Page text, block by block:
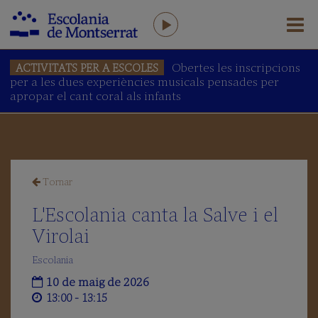
L'ESCOLANIA
Salutació
Equip
AFA
Antics
Escolans
Amics
de
l’Escolania
ACTIVITATS PER A ESCOLES
Obertes les inscripcions
per a les dues experiències musicals pensades per
apropar el cant coral als infants
Tornar
L'Escolania canta la Salve i el
Virolai
Escolania
10 de maig de 2026
13:00 - 13:15